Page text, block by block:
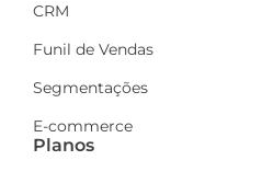
CRM
Funil de Vendas
Segmentações
E-commerce
Planos